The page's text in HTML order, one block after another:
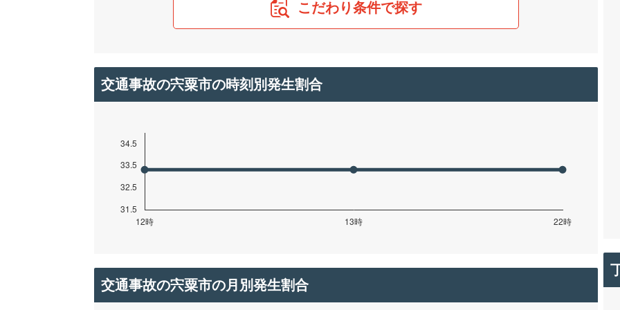
こだわり条件で探す
交通事故の宍粟市の時刻別発生割合
交通事故の宍粟市の月別発生割合